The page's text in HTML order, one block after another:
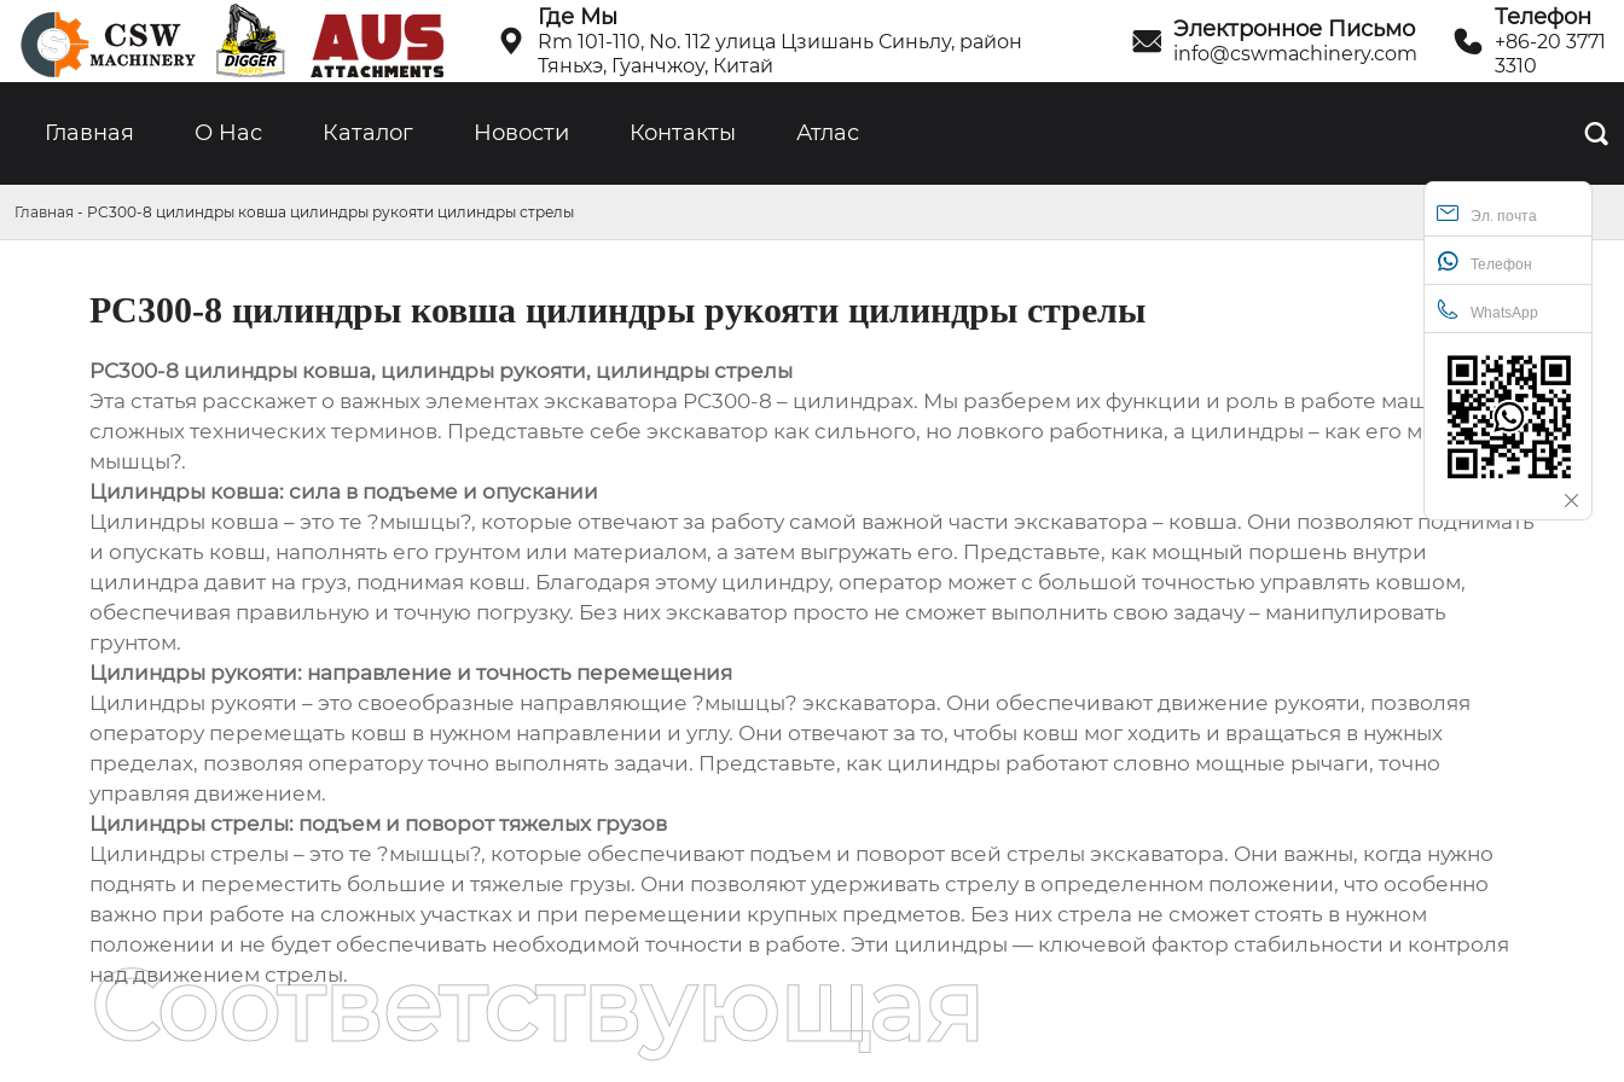

Где Мы
Rm 101-110, No. 112 улица Цзишань Синьлу, район
Тяньхэ, Гуанчжоу, Китай
 Электронное Письмо
info@cswmachinery.com 
Телефон
+86-20 3771
3310
Главная О Hас Каталог Новости Контакты Атлас 
Эл. почта
Телефон
WhatsApp
Главная - PC300-8 цилиндры ковша цилиндры рукояти цилиндры стрелы
PC300-8 цилиндры ковша цилиндры рукояти цилиндры стрелы
PC300-8 цилиндры ковша, цилиндры рукояти, цилиндры стрелы
Эта статья расскажет о важных элементах экскаватора PC300-8 – цилиндрах. Мы разберем их функции и роль в работе машины, без
сложных технических терминов. Представьте себе экскаватор как сильного, но ловкого работника, а цилиндры – как его мощные ?
мышцы?.
Цилиндры ковша: сила в подъеме и опускании
Цилиндры ковша – это те ?мышцы?, которые отвечают за работу самой важной части экскаватора – ковша. Они позволяют поднимать
и опускать ковш, наполнять его грунтом или материалом, а затем выгружать его. Представьте, как мощный поршень внутри
цилиндра давит на груз, поднимая ковш. Благодаря этому цилиндру, оператор может с большой точностью управлять ковшом,
обеспечивая правильную и точную погрузку. Без них экскаватор просто не сможет выполнить свою задачу – манипулировать
грунтом.
Цилиндры рукояти: направление и точность перемещения
Цилиндры рукояти – это своеобразные направляющие ?мышцы? экскаватора. Они обеспечивают движение рукояти, позволяя
оператору перемещать ковш в нужном направлении и углу. Они отвечают за то, чтобы ковш мог ходить и вращаться в нужных
пределах, позволяя оператору точно выполнять задачи. Представьте, как цилиндры работают словно мощные рычаги, точно
управляя движением.
Цилиндры стрелы: подъем и поворот тяжелых грузов
Цилиндры стрелы – это те ?мышцы?, которые обеспечивают подъем и поворот всей стрелы экскаватора. Они важны, когда нужно
поднять и переместить большие и тяжелые грузы. Они позволяют удерживать стрелу в определенном положении, что особенно
важно при работе на сложных участках и при перемещении крупных предметов. Без них стрела не сможет стоять в нужном
положении и не будет обеспечивать необходимой точности в работе. Эти цилиндры — ключевой фактор стабильности и контроля
над движением стрелы.
Соответствующая